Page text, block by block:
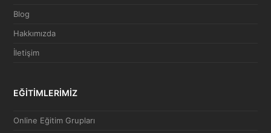
Blog
Hakkımızda
İletişim
EĞİTİMLERİMİZ
Online Eğitim Grupları